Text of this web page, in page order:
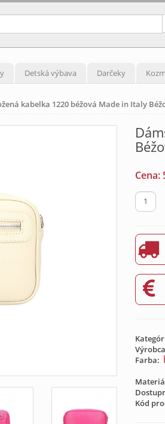
Detská výbava Darčeky
kabelka 1220 béžová Made in Italy
Cena:
Farba:
Kód